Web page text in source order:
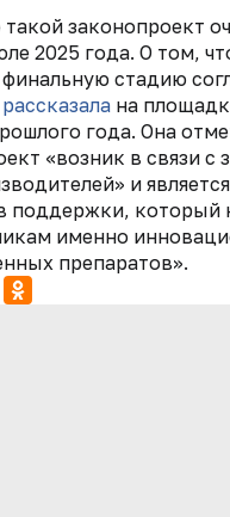
такой законопроект
2025 года. О том,
стадию
рассказала на
года. Она
«возник в связи с
и
поддержки, который
именно
препаратов».